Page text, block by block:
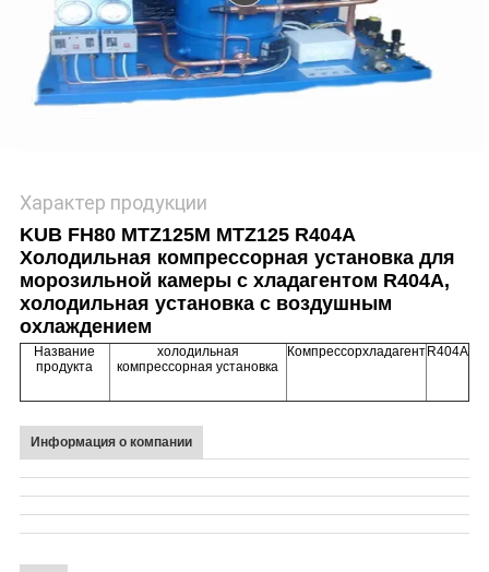
СПРОСИТЕ
ЦИТАТУ
САЙТА
ПОЛИТИКА
КОНФИДЕНЦИАЛЬНОСТИ
Характер продукции
KUB FH80 MTZ125M MTZ125 R404A
Холодильная компрессорная установка для
морозильной камеры с хладагентом R404A,
холодильная установка с воздушным
охлаждением
Название
продукта
холодильная
компрессорная установка
Компрессорхладагент R404A
Информация о компании